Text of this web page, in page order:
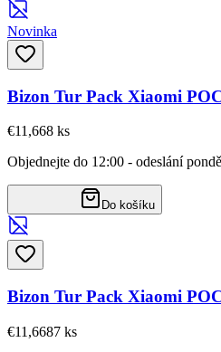
Novinka
Bizon Tur Pack Xiaomi
€11,668 ks
Objednejte do 12:00 - odeslání
Do košíku
Bizon Tur Pack Xiaomi
€11,6687 ks